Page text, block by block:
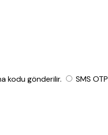
kodu gönderilir. SMS OTP